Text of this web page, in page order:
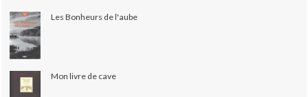
Les Bonheurs de l'aube
Mon livre de cave